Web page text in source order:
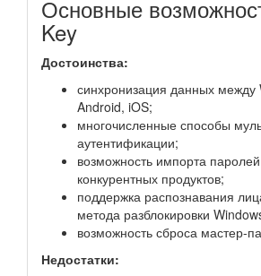
Основные
Key
Достоинства:
синхронизация данных между
Android, iOS;
многочисленные способы
аутентификации;
возможность импорта
конкурентных продуктов;
поддержка распознавания
метода разблокировки
возможность сброса мастер-
Недостатки: